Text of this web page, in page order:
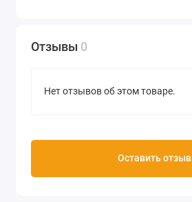
Отзывы 0
Нет отзывов об этом товаре.
Оставить отзыв